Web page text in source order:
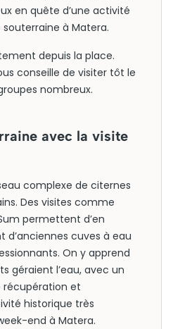
en quête d’une activité
souterraine à Matera.
depuis la place.
conseille de visiter tôt le
nombreux.
avec la visite
complexe de citernes
Des visites comme
permettent d’en
d’anciennes cuves à eau
On y apprend
géraient l’eau, avec un
récupération et
historique très
end à Matera.